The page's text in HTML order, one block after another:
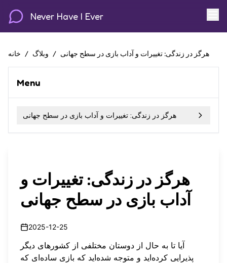
Never Have I Ever
خانه / وبلاگ / هرگز در زندگی: تغییرات و آداب بازی در سطح جهانی
Menu
هرگز در زندگی: تغییرات و آداب بازی در سطح جهانی
هرگز در زندگی: تغییرات و
آداب بازی در سطح جهانی
2025-12-25
آیا تا به حال از دوستان مختلفی از کشورهای دیگر
پذیرایی کرده‌اید و متوجه شده‌اید که بازی ساده‌ای که